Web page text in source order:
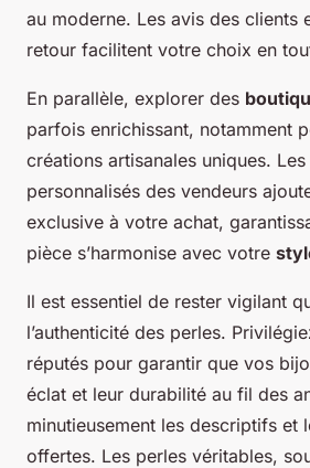
au moderne. Les avis des clients
retour facilitent votre choix en
En parallèle, explorer des
parfois enrichissant, notamment
créations artisanales uniques.
personnalisés des vendeurs
exclusive à votre achat,
pièce s’harmonise avec votre
Il est essentiel de rester vigilant
l’authenticité des perles.
réputés pour garantir que vos
éclat et leur durabilité au fil des
minutieusement les descriptifs et
offertes. Les perles véritables,